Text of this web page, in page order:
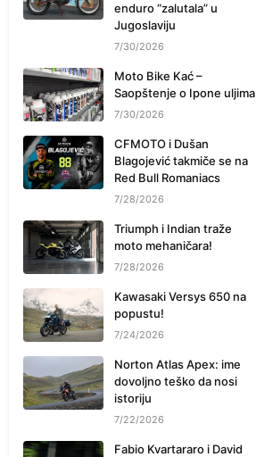
enduro “zalutala” u
Jugoslaviju
7/30/2026
Moto Bike Kać –
Saopštenje o Ipone uljima
7/30/2026
CFMOTO i Dušan
Blagojević takmiče se na
Red Bull Romaniacs
7/28/2026
Triumph i Indian traže
moto mehaničara!
7/28/2026
Kawasaki Versys 650 na
popustu!
7/24/2026
Norton Atlas Apex: ime
dovoljno teško da nosi
istoriju
7/22/2026
Fabio Kvartararo i David